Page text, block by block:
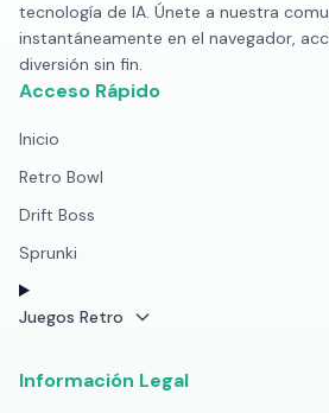
tecnología de IA. Únete a nuestra
instantáneamente en el navegador,
diversión sin fin.
Acceso Rápido
Inicio
Retro Bowl
Drift Boss
Sprunki
Juegos Retro
Información Legal